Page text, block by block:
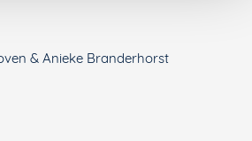
& Anieke Branderhorst